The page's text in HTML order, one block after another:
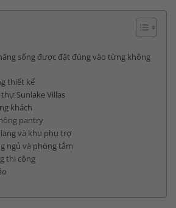
sống được đặt đúng vào từng không
thiết kế
Sunlake Villas
khách
pantry
và khu phụ trợ
ngủ và phòng tắm
thi công